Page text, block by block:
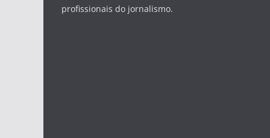
profissionais do jornalismo.